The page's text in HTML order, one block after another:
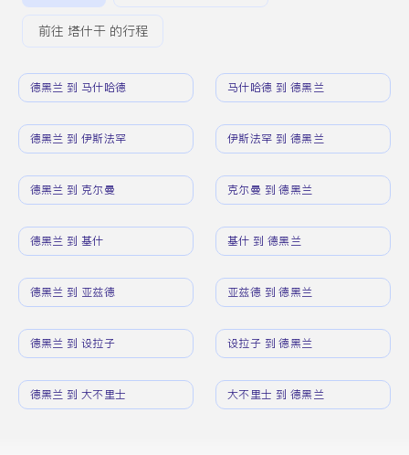
前往 塔什干 的行程
德黑兰 到 马什哈德 马什哈德 到 德黑兰
德黑兰 到 伊斯法罕 伊斯法罕 到 德黑兰
德黑兰 到 克尔曼 克尔曼 到 德黑兰
德黑兰 到 基什 基什 到 德黑兰
德黑兰 到 亚兹德 亚兹德 到 德黑兰
德黑兰 到 设拉子 设拉子 到 德黑兰
德黑兰 到 大不里士 大不里士 到 德黑兰